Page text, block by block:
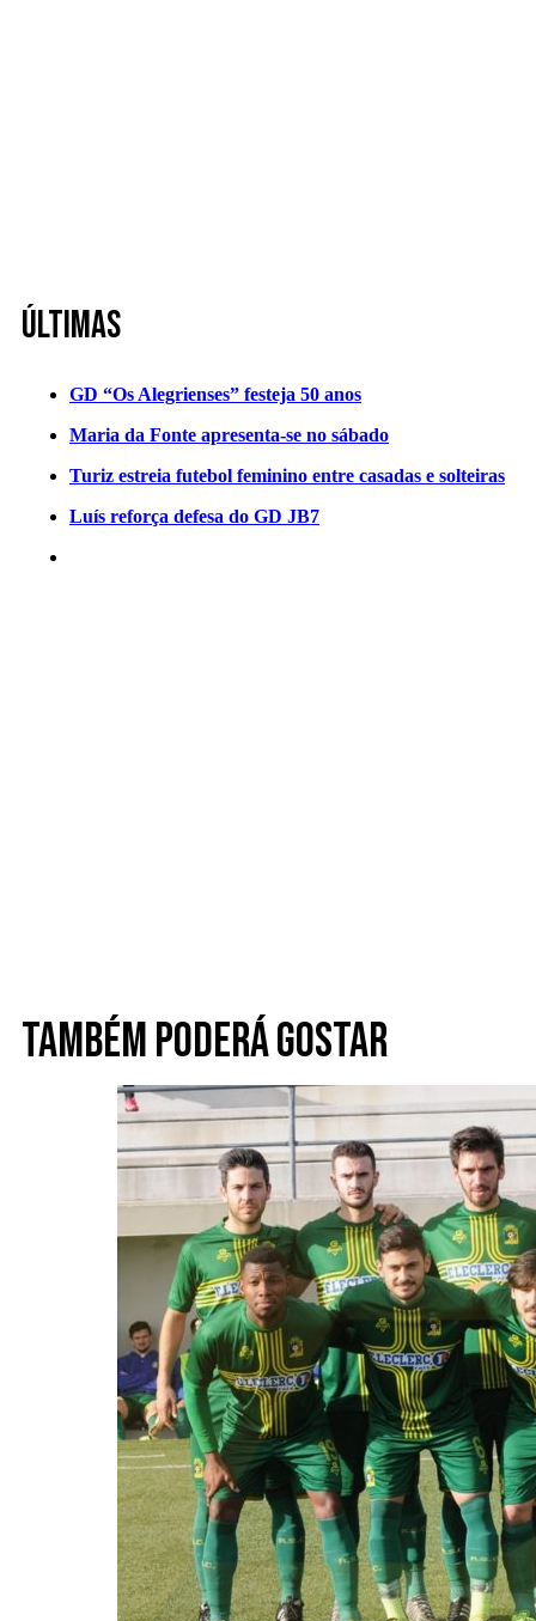
Últimas
GD “Os Alegrienses” festeja 50 anos
Maria da Fonte apresenta-se no sábado
Turiz estreia futebol feminino entre casadas e solteiras
Luís reforça defesa do GD JB7
Também poderá gostar